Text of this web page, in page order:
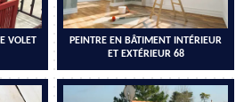
VOLET
PEINTRE EN BÂTIMENT INTÉRIEUR
ET EXTÉRIEUR 68